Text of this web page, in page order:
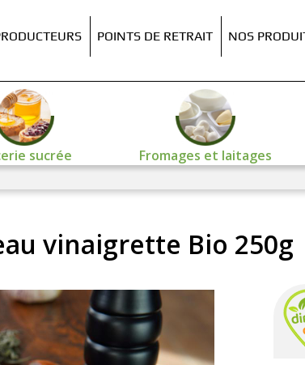
POINTS DE RETRAIT NOS
sucrée Fromages et laitages
vinaigrette Bio 250g